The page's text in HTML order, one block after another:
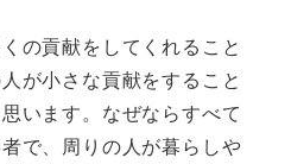
の貢献をしてくれること
が小さな貢献をすること
います。なぜならすべて
で、周りの人が暮らしや